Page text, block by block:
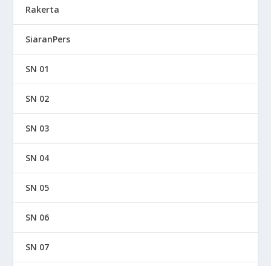
Rakerta
SiaranPers
SN 01
SN 02
SN 03
SN 04
SN 05
SN 06
SN 07